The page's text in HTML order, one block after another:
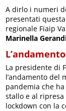
A dirlo i numeri
presentati
regionale Fiaip
Marinella
L’andamento
La presidente di
l’andamento del
pandemia che
stallo e al
lockdown con la